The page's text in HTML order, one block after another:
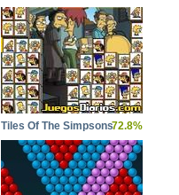
Tiles Of The Simpsons72.8%